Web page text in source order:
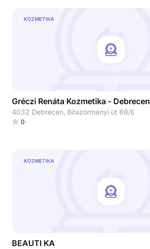
KOZMETIKA
Gréczi Renáta Kozmetika - Debrecen
4032 Debrecen, Böszörményi út 68/E
0
KOZMETIKA
BEAUTI KA